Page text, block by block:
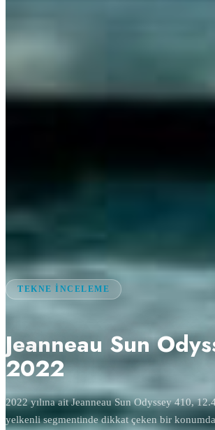
TEKNE İNCELEME
Jeanneau Sun
2022
2022 yılına ait Jeanneau Sun Odyssey 410,
yelkenli segmentinde dikkat çeken bir